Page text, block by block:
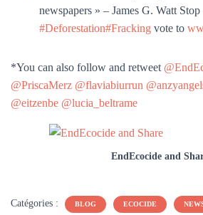
newspapers » – James G. Watt Stop
#Deforestation#Fracking vote to
*You can also follow and retweet
@PriscaMerz @flaviabiurrun
@eitzenbe @lucia_beltrame
EndEcocide and
Catégories : BLOG ECOCIDE